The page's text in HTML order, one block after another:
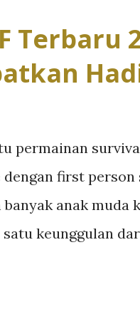
ini begitu
itu, review
sudah didapat
favorit PUBG
di PUBG, berikut
banyak
senjata
AUG adalah
Terbaru
permainan
first person
anak muda
keunggulan